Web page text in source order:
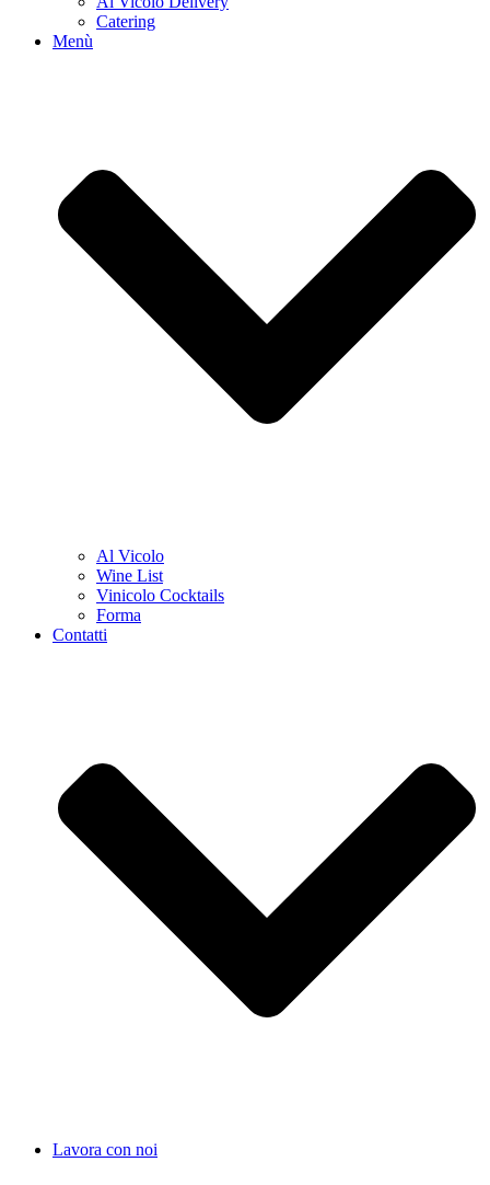
Catering
Menù
Al Vicolo
Wine List
Vinicolo Cocktails
Forma
Contatti
Lavora con noi